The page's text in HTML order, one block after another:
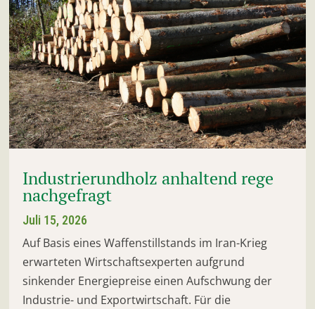
Industrierundholz anhaltend rege
nachgefragt
Juli 15, 2026
Auf Basis eines Waffenstillstands im Iran-Krieg
erwarteten Wirtschaftsexperten aufgrund
sinkender Energiepreise einen Aufschwung der
Industrie- und Exportwirtschaft. Für die